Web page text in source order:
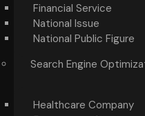
Financial Service
National Issue
National Public Figure
Search Engine
Healthcare Company